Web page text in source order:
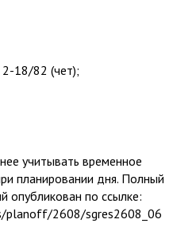
2-18/82 (чет);
учитывать временное
планировании дня. Полный
опубликован по ссылке:
planoff/2608/sgres2608_06